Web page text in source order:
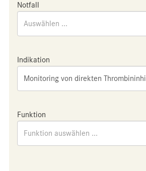
Notfall
Auswählen ...
Indikation
Monitoring von direkten
Funktion
Funktion auswählen ...